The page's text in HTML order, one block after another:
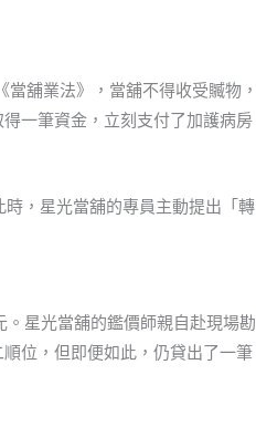
當舖業法》，當舖不得收受贓物，
一筆資金，立刻支付了加護病房
，星光當舖的專員主動提出「轉
星光當舖的鑑價師親自赴現場勘
位，但即便如此，仍貸出了一筆